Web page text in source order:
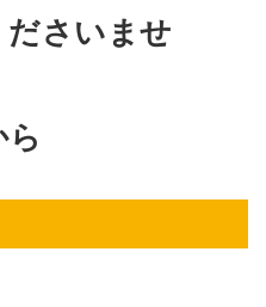
さいませ
ら